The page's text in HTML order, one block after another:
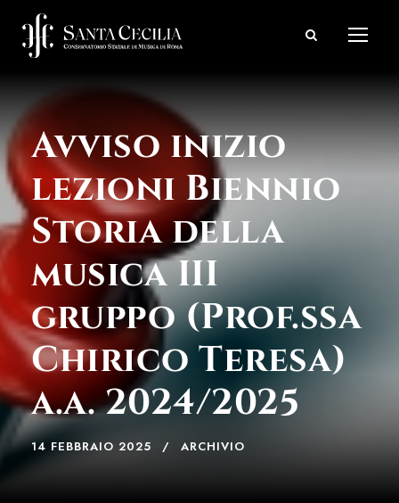
Avviso inizio
lezioni Biennio
Storia della
musica III
gruppo (Prof.ssa
Chirico Teresa)
a.a. 2024/2025
14 FEBBRAIO 2025 ARCHIVIO